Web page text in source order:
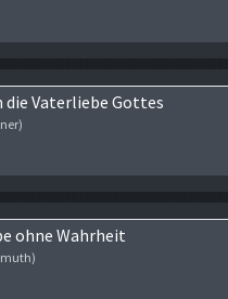
Vaterliebe Gottes
ohne Wahrheit